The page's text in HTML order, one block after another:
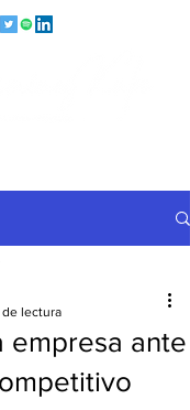
empresa ante
lectura